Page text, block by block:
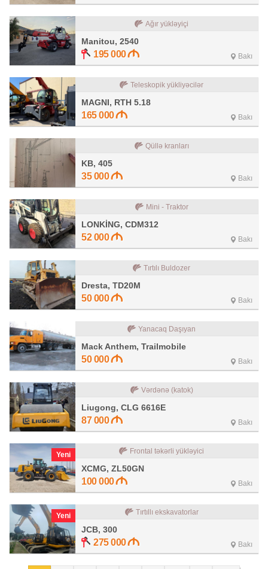
Ağır yükləyiçi
Manitou, 2540
195 000 Bakı
Teleskopik yükliyəcilər
MAGNI, RTH 5.18
165 000 Bakı
Qüllə kranları
KB, 405
35 000 Bakı
Mini - Traktor
LONKİNG, CDM312
52 000 Bakı
Tırtılı Buldozer
Dresta, TD20M
50 000 Bakı
Yanacaq Daşıyan
Mack Anthem, Trailmobile
50 000 Bakı
Vərdənə (katok)
Liugong, CLG 6616E
87 000 Bakı
Yeni Frontal təkərli yükləyici
XCMG, ZL50GN
100 000 Bakı
Yeni Tırtıllı ekskavatorlar
JCB, 300
275 000 Bakı